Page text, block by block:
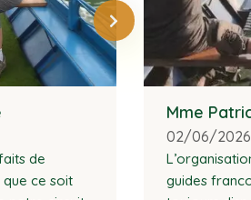
de
que ce soit
Mme
02/06/2026
guides